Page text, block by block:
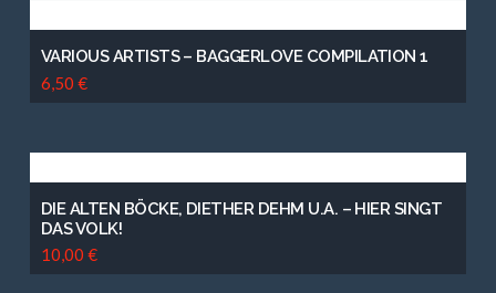
VARIOUS ARTISTS – BAGGERLOVE COMPILATION 1
6,50 €
DIE ALTEN BÖCKE, DIETHER DEHM U.A. – HIER SINGT
DAS VOLK!
10,00 €